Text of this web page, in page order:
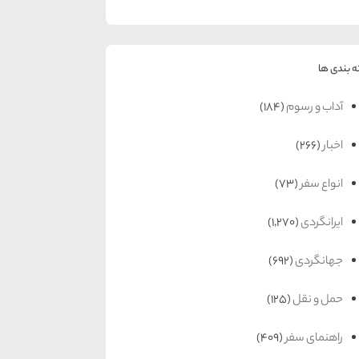
بندی ها
آداب و رسوم(184)
اخبار(266)
انواع سفر(73)
ایرانگردی(1,270)
جهانگردی(692)
حمل و نقل(125)
راهنمای سفر(409)